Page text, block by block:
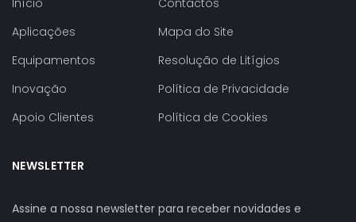
Início
Aplicações
Equipamentos
Inovação
Apoio Clientes
Contactos
Mapa do Site
Resolução de Litígios
Política de Privacidade
Política de Cookies
NEWSLETTER
Assine a nossa newsletter para receber novidades e